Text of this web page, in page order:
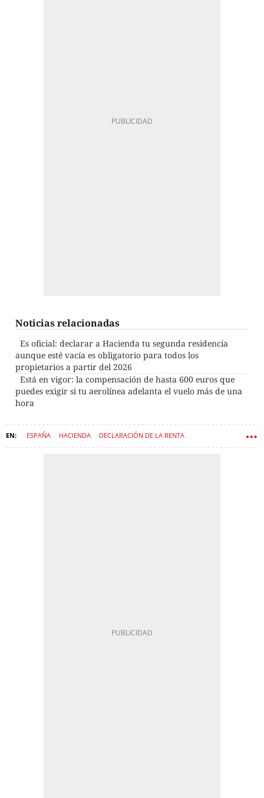
Noticias relacionadas
Es oficial: declarar a Hacienda tu segunda residencia
aunque esté vacía es obligatorio para todos los
propietarios a partir del 2026
Está en vigor: la compensación de hasta 600 euros que
puedes exigir si tu aerolínea adelanta el vuelo más de una
hora
ESPAÑA HACIENDA DECLARACIÓN DE LA RENTA